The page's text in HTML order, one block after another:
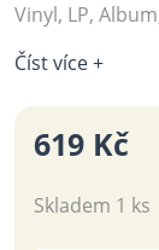
Vinyl, LP,
Číst více +
619 Kč
Skladem 1 ks